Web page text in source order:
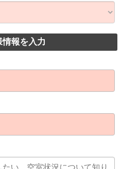
情報を入力